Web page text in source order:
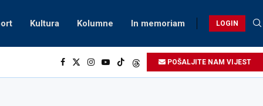
Kultura Kolumne In memoriam LOGIN
POŠALJITE NAM VIJEST